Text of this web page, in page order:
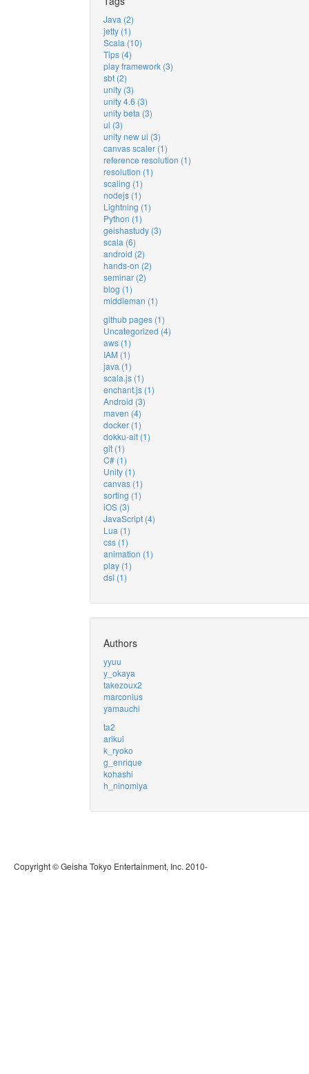
Java (2)
jetty (1)
Scala (10)
Tips (4)
play framework (3)
sbt (2)
unity (3)
unity 4.6 (3)
unity beta (3)
ui (3)
unity new ui (3)
canvas scaler (1)
reference resolution (1)
resolution (1)
scaling (1)
nodejs (1)
Lightning (1)
Python (1)
geishastudy (3)
scala (6)
android (2)
hands-on (2)
seminar (2)
blog (1)
middleman (1)
github pages (1)
Uncategorized (4)
aws (1)
IAM (1)
java (1)
scala.js (1)
enchant.js (1)
Android (3)
maven (4)
docker (1)
dokku-alt (1)
git (1)
C# (1)
Unity (1)
canvas (1)
sorting (1)
iOS (3)
JavaScript (4)
Lua (1)
css (1)
animation (1)
play (1)
dsl (1)
Authors
yyuu
y_okaya
takezoux2
marconius
yamauchi
ta2
arikui
k_ryoko
g_enrique
kohashi
h_ninomiya
Copyright © Geisha Tokyo Entertainment, Inc. 2010-